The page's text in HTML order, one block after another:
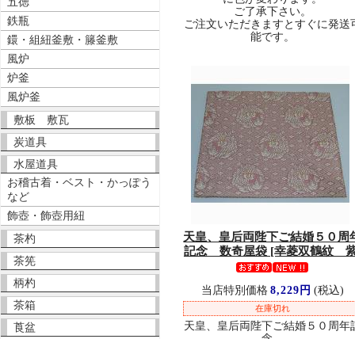
鉄瓶
鐶・組紐釜敷・籐釜敷
風炉
炉釜
風炉釜
敷板 敷瓦
炭道具
水屋道具
お稽古着・ベスト・かっぽう
など
飾壺・飾壺用紐
茶杓
茶筅
柄杓
茶箱
莨盆
ご了承下さい。
ご注文いただきますとすぐに発送
能です。
天皇、皇后両陛下ご結婚５０周
記念 数奇屋袋 [幸菱双鶴紋
当店特別価格 8,229円 (税込)
在庫切れ
天皇、皇后両陛下ご結婚５０周年